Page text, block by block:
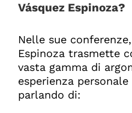
Vásquez Espinoza?
Nelle sue
Espinoza trasmette
vasta gamma di
esperienza
parlando di: